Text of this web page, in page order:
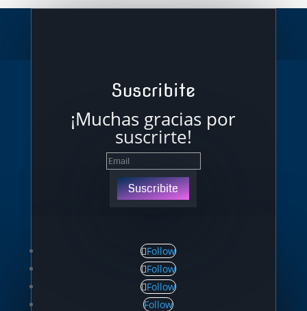
Suscribite
¡Muchas gracias por
suscrirte!
Suscribite
Follow
Follow
Follow
Follow